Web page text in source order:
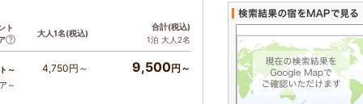
ト
大人1名(税込)
合計(税込)
1泊 大人2名
～
～
4,750円～ 9,500円～